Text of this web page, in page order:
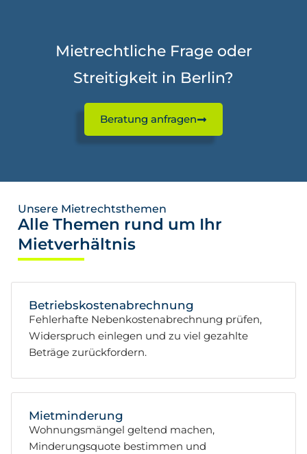
Mietrechtliche Frage oder
Streitigkeit in Berlin?
Beratung anfragen
Unsere Mietrechtsthemen
Alle Themen rund um Ihr
Mietverhältnis
Betriebskostenabrechnung
Fehlerhafte Nebenkostenabrechnung prüfen,
Widerspruch einlegen und zu viel gezahlte
Beträge zurückfordern.
Mietminderung
Wohnungsmängel geltend machen,
Minderungsquote bestimmen und